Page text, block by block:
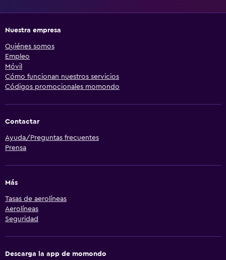
Nuestra empresa
Quiénes somos
Empleo
Móvil
Cómo funcionan nuestros servicios
Códigos promocionales momondo
Contactar
Ayuda/Preguntas frecuentes
Prensa
Más
Tasas de aerolíneas
Aerolíneas
Seguridad
Descarga la app de momondo